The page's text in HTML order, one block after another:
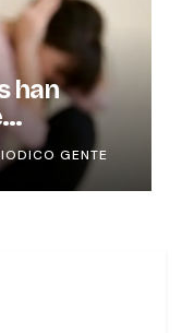
han
GENTE